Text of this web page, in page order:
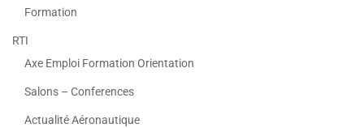
Formation
RTI
Axe Emploi Formation Orientation
Salons – Conferences
Actualité Aéronautique